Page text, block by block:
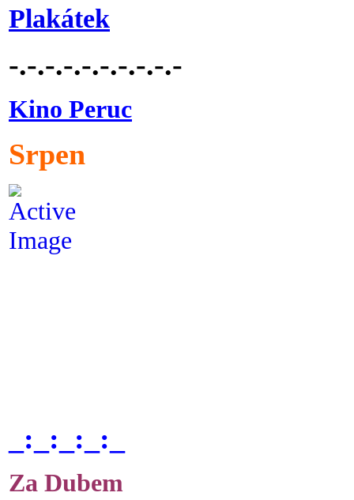
Plakátek
-.-.-.-.-.-.-.-.-.-
Kino Peruc
Srpen
_:_:_:_:_
Za Dubem